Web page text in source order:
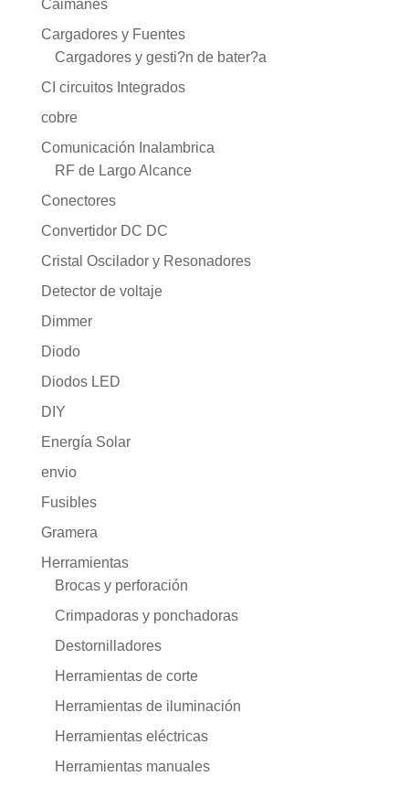
Caimanes
Cargadores y Fuentes
Cargadores y gesti?n de bater?a
CI circuitos Integrados
cobre
Comunicación Inalambrica
RF de Largo Alcance
Conectores
Convertidor DC DC
Cristal Oscilador y Resonadores
Detector de voltaje
Dimmer
Diodo
Diodos LED
DIY
Energía Solar
envio
Fusibles
Gramera
Herramientas
Brocas y perforación
Crimpadoras y ponchadoras
Destornilladores
Herramientas de corte
Herramientas de iluminación
Herramientas eléctricas
Herramientas manuales